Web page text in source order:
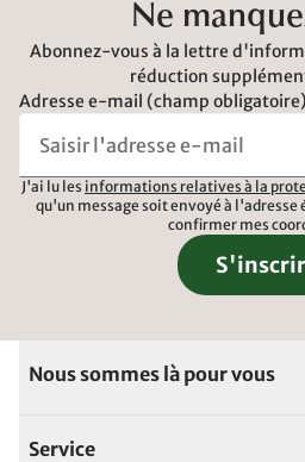
Ne
Abonnez-vous à la lettre
réduction
Adresse e-mail (champ obligatoire)
J'ai lu les informations relatives à la
qu'un message soit envoyé à
confirmer mes
Nous sommes là pour vous
Service